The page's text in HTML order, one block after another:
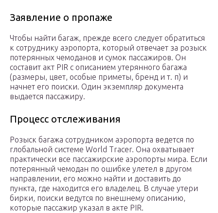
Заявление о пропаже
Чтобы найти багаж, прежде всего следует обратиться
к сотруднику аэропорта, который отвечает за розыск
потерянных чемоданов и сумок пассажиров. Он
составит акт PIR с описанием утерянного багажа
(размеры, цвет, особые приметы, бренд и т. п) и
начнет его поиски. Один экземпляр документа
выдается пассажиру.
Процесс отслеживания
Розыск багажа сотрудником аэропорта ведется по
глобальной системе World Tracer. Она охватывает
практически все пассажирские аэропорты мира. Если
потерянный чемодан по ошибке улетел в другом
направлении, его можно найти и доставить до
пункта, где находится его владелец. В случае утери
бирки, поиски ведутся по внешнему описанию,
которые пассажир указал в акте PIR.